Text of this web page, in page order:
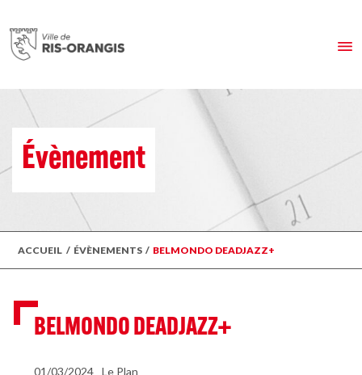
Évènement
ACCUEIL / ÉVÈNEMENTS / BELMONDO DEADJAZZ+
BELMONDO DEADJAZZ+
01/03/2024 Le Plan